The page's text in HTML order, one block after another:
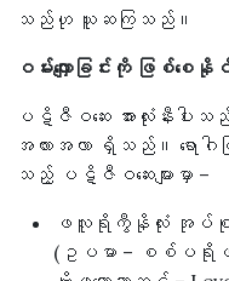
သည်ဟု ယူဆကြသည်။
ဝမ်းလျှောခြင်းကို ဖြစ်စေနိုင်
ပဋိဇီဝဆေး အားလုံးနီးပါးသ
အလားအလာ ရှိသည်။ ရောဂ
သည့် ပဋိဇီဝဆေးများမှာ –
ဖလူရိုကွီနိုလုံး အုပ်စုဝင်
(ဥပမာ – စစ်ပရိုဖ